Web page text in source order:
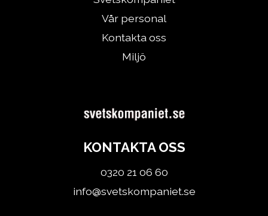
Vår personal
Kontakta oss
Miljö
KONTAKTA OSS
0320 21 06 60
info@svetskompaniet.se